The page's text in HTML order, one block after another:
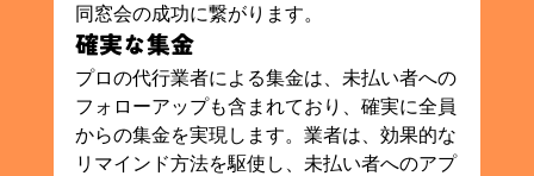
同窓会の成功に繋がります。
確実な集金
プロの代行業者による集金は、未払い者への
フォローアップも含まれており、確実に全員
からの集金を実現します。業者は、効果的な
リマインド方法を駆使し、未払い者へのアプ